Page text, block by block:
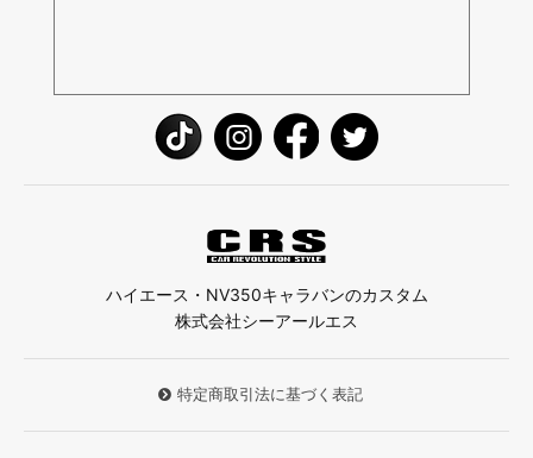
ハイエース・NV350キャラバンのカスタム
株式会社シーアールエス
特定商取引法に基づく表記